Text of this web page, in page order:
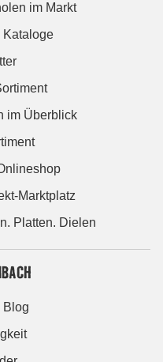
im Markt
Kataloge
im Überblick
Marktplatz
Platten. Dielen
Blog